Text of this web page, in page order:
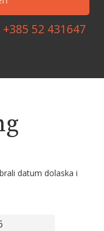
+385 52 431647
datum dolaska i